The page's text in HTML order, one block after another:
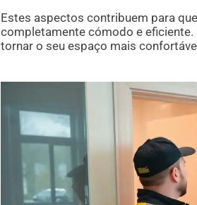
Estes aspectos contribuem para
completamente cómodo e
tornar o seu espaço mais